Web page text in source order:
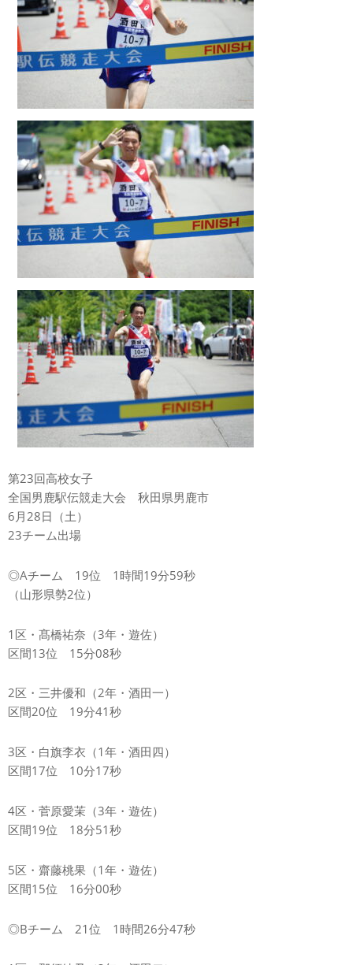
第23回高校女子
全国男鹿駅伝競走大会 秋田県男鹿市
6月28日（土）
23チーム出場
◎Aチーム 19位 1時間19分59秒
（山形県勢2位）
1区・髙橋祐奈（3年・遊佐）
区間13位 15分08秒
2区・三井優和（2年・酒田一）
区間20位 19分41秒
3区・白旗李衣（1年・酒田四）
区間17位 10分17秒
4区・菅原愛茉（3年・遊佐）
区間19位 18分51秒
5区・齋藤桃果（1年・遊佐）
区間15位 16分00秒
◎Bチーム 21位 1時間26分47秒